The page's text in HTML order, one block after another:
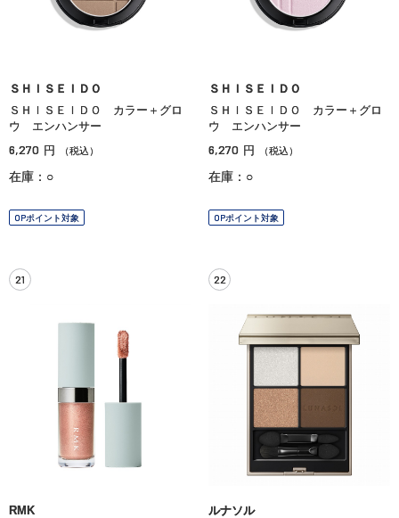
ＳＨＩＳＥＩＤＯ
ＳＨＩＳＥＩＤＯ カラー＋グロ
ウ エンハンサー
6,270 円 （税込）
在庫：○
OPポイント対象
ＳＨＩＳＥＩＤＯ
ＳＨＩＳＥＩＤＯ カラー＋グロ
ウ エンハンサー
6,270 円 （税込）
在庫：○
OPポイント対象
21
RMK
22
ルナソル